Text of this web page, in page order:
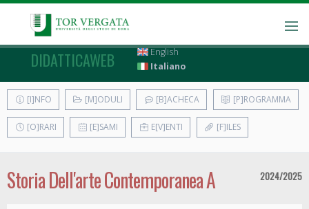
DIDATTICAWEB
English
Italiano
[I]NFO [M]ODULI [B]ACHECA [P]ROGRAMMA
[O]RARI [E]SAMI E[V]ENTI [F]ILES
Storia Dell'arte Contemporanea A 2024/2025